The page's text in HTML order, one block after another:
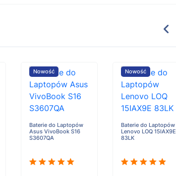
Nowość
Baterie do Laptopów
Asus VivoBook S16
S3607QA
Nowość
Baterie do Laptopów
Lenovo LOQ 15IAX9E
83LK